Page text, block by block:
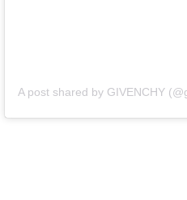
A post shared by GIVENCHY